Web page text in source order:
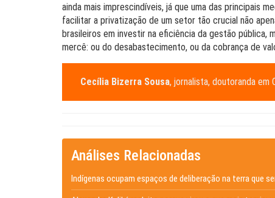
ainda mais imprescindíveis, já que uma das principais
facilitar a privatização de um setor tão crucial não
brasileiros em investir na eficiência da gestão pública,
mercê: ou do desabastecimento, ou da cobrança de
Cecília Bizerra Sousa, jornalista, doutoranda em
Análises Relacionadas
Indígenas ocupam espaços de deliberação na terra que